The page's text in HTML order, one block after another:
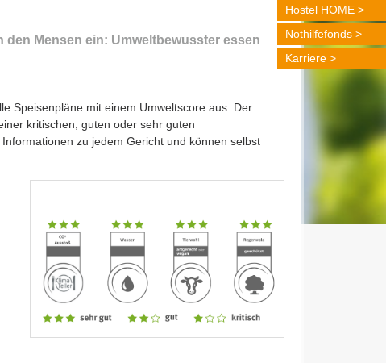
Hostel HOME
Nothilfefonds
Karriere
Mensen ein: Umweltbewusster essen
Speisenpläne mit einem Umweltscore aus. Der
kritischen, guten oder sehr guten
zu jedem Gericht und können selbst